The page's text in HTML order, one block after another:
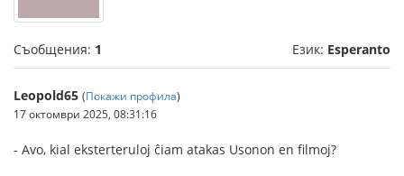
Съобщения: 1 Език: Esperanto
Leopold65 (Покажи профила)
17 октомври 2025, 08:31:16
- Avo, kial eksterteruloj ĉiam atakas Usonon en filmoj?